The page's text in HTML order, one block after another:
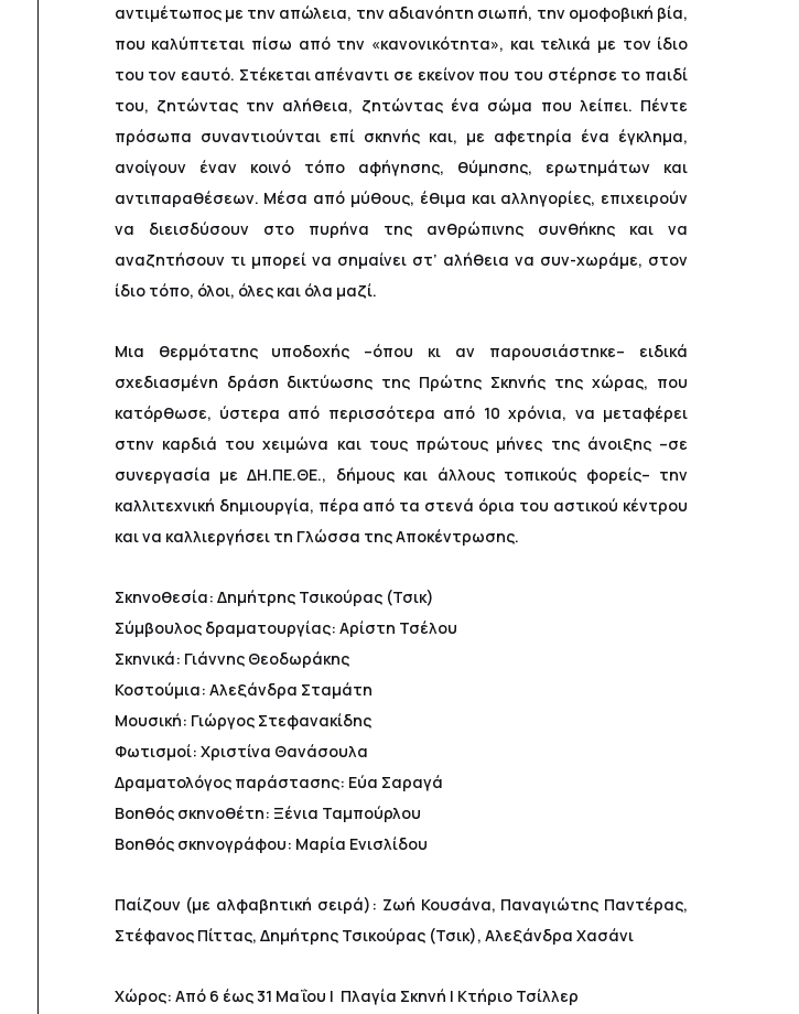
αντιμέτωπος με την απώλεια, την αδιανόητη σιωπή, την ομοφοβική βία,
που καλύπτεται πίσω από την «κανονικότητα», και τελικά με τον ίδιο
του τον εαυτό. Στέκεται απέναντι σε εκείνον που του στέρησε το παιδί
του, ζητώντας την αλήθεια, ζητώντας ένα σώμα που λείπει. Πέντε
πρόσωπα συναντιούνται επί σκηνής και, με αφετηρία ένα έγκλημα,
ανοίγουν έναν κοινό τόπο αφήγησης, θύμησης, ερωτημάτων και
αντιπαραθέσεων. Μέσα από μύθους, έθιμα και αλληγορίες, επιχειρούν
να διεισδύσουν στο πυρήνα της ανθρώπινης συνθήκης και να
αναζητήσουν τι μπορεί να σημαίνει στ’ αλήθεια να συν-χωράμε, στον
ίδιο τόπο, όλοι, όλες και όλα μαζί.
Μια θερμότατης υποδοχής –όπου κι αν παρουσιάστηκε– ειδικά
σχεδιασμένη δράση δικτύωσης της Πρώτης Σκηνής της χώρας, που
κατόρθωσε, ύστερα από περισσότερα από 10 χρόνια, να μεταφέρει
στην καρδιά του χειμώνα και τους πρώτους μήνες της άνοιξης –σε
συνεργασία με ΔΗ.ΠΕ.ΘΕ., δήμους και άλλους τοπικούς φορείς– την
καλλιτεχνική δημιουργία, πέρα από τα στενά όρια του αστικού κέντρου
και να καλλιεργήσει τη Γλώσσα της Αποκέντρωσης.
Σκηνοθεσία: Δημήτρης Τσικούρας (Τσικ)
Σύμβουλος δραματουργίας: Αρίστη Τσέλου
Σκηνικά: Γιάννης Θεοδωράκης
Κοστούμια: Αλεξάνδρα Σταμάτη
Μουσική: Γιώργος Στεφανακίδης
Φωτισμοί: Χριστίνα Θανάσουλα
Δραματολόγος παράστασης: Εύα Σαραγά
Βοηθός σκηνοθέτη: Ξένια Ταμπούρλου
Βοηθός σκηνογράφου: Μαρία Ενισλίδου
Παίζουν (με αλφαβητική σειρά): Ζωή Κουσάνα, Παναγιώτης Παντέρας,
Στέφανος Πίττας, Δημήτρης Τσικούρας (Τσικ), Αλεξάνδρα Χασάνι
Χώρος: Από 6 έως 31 Μαΐου | Πλαγία Σκηνή | Κτήριο Τσίλλερ